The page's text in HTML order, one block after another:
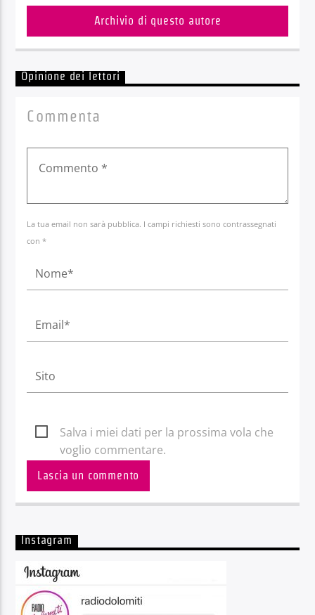
Archivio di questo autore
Opinione dei lettori
Commenta
La tua email non sarà pubblica. I campi richiesti sono contrassegnati
con *
Salva i miei dati per la prossima vola che
voglio commentare.
Instagram